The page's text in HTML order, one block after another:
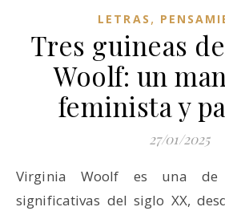
LETRAS ,
Tres guineas
Woolf: un
feminista y
27/01/2025
Virginia Woolf es una de las voces más
significativas del siglo XX,